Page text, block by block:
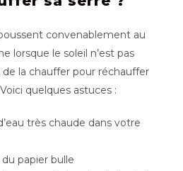
convenablement au
lorsque le soleil n’est pas
la chauffer pour réchauffer
quelques astuces :
très chaude dans votre
papier bulle